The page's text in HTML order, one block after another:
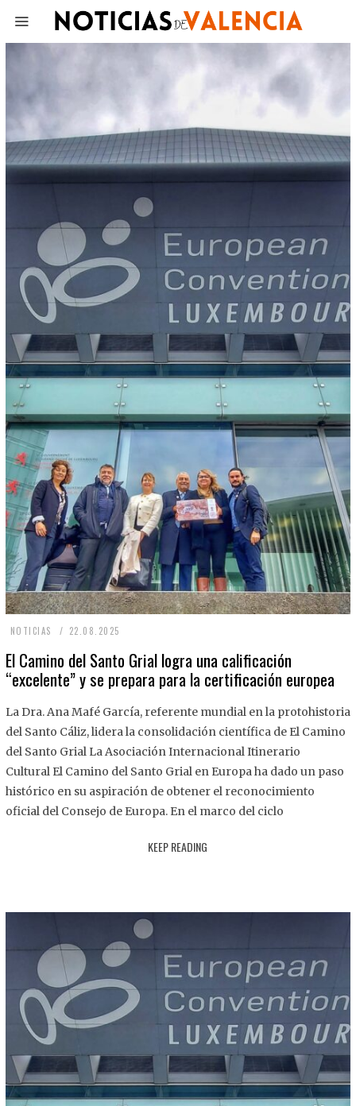
NOTICIAS 22.08.2025
.
8
2
2
El Camino del Santo Grial logra una calificación
“excelente” y se prepara para la certificación europea
La Dra. Ana Mafé García, referente mundial en la protohistoria
del Santo Cáliz, lidera la consolidación científica de El Camino
del Santo Grial La Asociación Internacional Itinerario
Cultural El Camino del Santo Grial en Europa ha dado un paso
histórico en su aspiración de obtener el reconocimiento
oficial del Consejo de Europa. En el marco del ciclo
KEEP READING